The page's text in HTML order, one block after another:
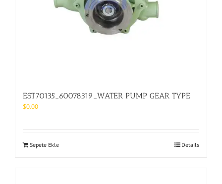
EST70135_60078319_WATER PUMP GEAR TYPE
$0.00
Sepete Ekle Details